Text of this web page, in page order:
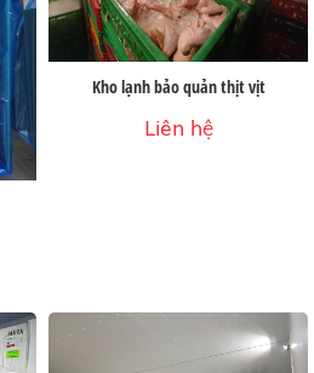
Kho lạnh bảo quản thịt vịt
Liên hệ